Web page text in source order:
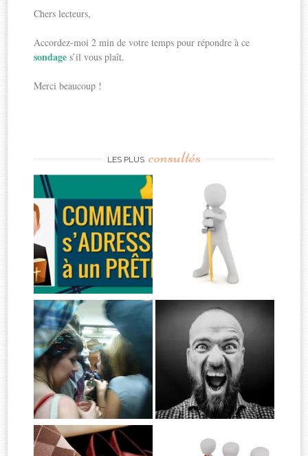
Chers lecteurs,
Accordez-moi 2 min de votre temps pour répondre à ce
sondages’il vous plaît.
Merci beaucoup !
LES PLUS consultés